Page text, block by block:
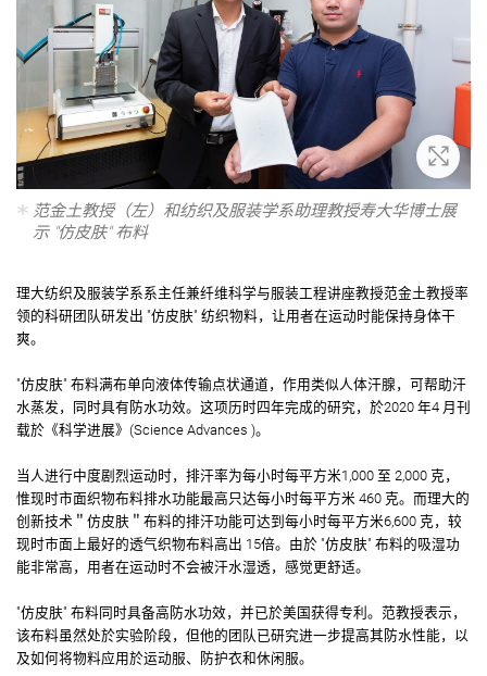
放大
范金土教授（左）和纺织及服装学系助理教授寿大华博士展
示 "仿皮肤" 布料
理大纺织及服装学系系主任兼纤维科学与服装工程讲座教授范金土教授率
领的科研团队研发出 "仿皮肤" 纺织物料，让用者在运动时能保持身体干
爽。
"仿皮肤" 布料满布单向液体传输点状通道，作用类似人体汗腺，可帮助汗
水蒸发，同时具有防水功效。这项历时四年完成的研究，於2020 年4 月刊
载於《科学进展》(Science Advances )。
当人进行中度剧烈运动时，排汗率为每小时每平方米1,000 至 2,000 克，
惟现时市面织物布料排水功能最高只达每小时每平方米 460 克。而理大的
创新技术＂仿皮肤＂布料的排汗功能可达到每小时每平方米6,600 克，较
现时巿面上最好的透气织物布料高出 15倍。由於 "仿皮肤" 布料的吸湿功
能非常高，用者在运动时不会被汗水湿透，感觉更舒适。
"仿皮肤" 布料同时具备高防水功效，并已於美国获得专利。范教授表示，
该布料虽然处於实验阶段，但他的团队已研究进一步提高其防水性能，以
及如何将物料应用於运动服、防护衣和休闲服。